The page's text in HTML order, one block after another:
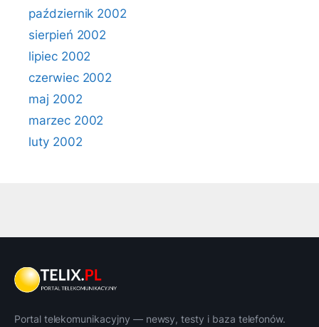
październik 2002
sierpień 2002
lipiec 2002
czerwiec 2002
maj 2002
marzec 2002
luty 2002
Portal telekomunikacyjny — newsy, testy i baza telefonów.